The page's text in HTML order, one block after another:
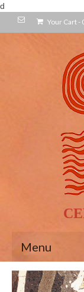
d
Your Cart -
Menu
INICI